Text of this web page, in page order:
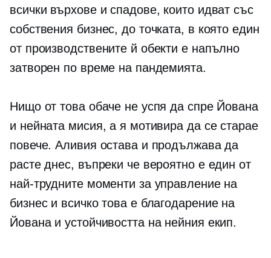
всички върхове и спадове, които идват със
собствения бизнес, до точката, в която един
от производствените й обекти е напълно
затворен по време на пандемията.
Нищо от това обаче не успя да спре Йована
и нейната мисия, а я мотивира да се старае
повече. Аливия остава и продължава да
расте днес, въпреки че вероятно е един от
най-трудните моменти за управление на
бизнес и всичко това е благодарение на
Йована и устойчивостта на нейния екип.